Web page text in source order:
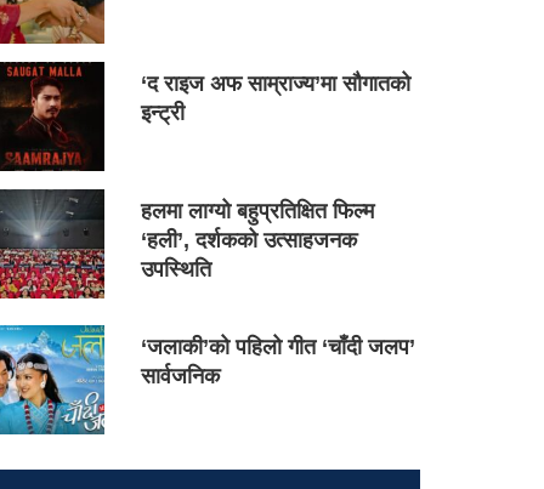
‘द राइज अफ साम्राज्य’मा सौगातको
इन्ट्री
हलमा लाग्यो बहुप्रतिक्षित फिल्म
‘हली’, दर्शकको उत्साहजनक
उपस्थिति
‘जलाकी’को पहिलो गीत ‘चाँदी जलप’
सार्वजनिक